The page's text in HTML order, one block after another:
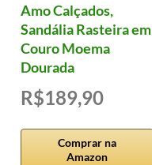
Amo Calçados,
Sandália Rasteira em
Couro Moema
Dourada
R$189,90
Comprar na
Amazon